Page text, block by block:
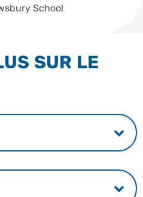
School
SUR LE